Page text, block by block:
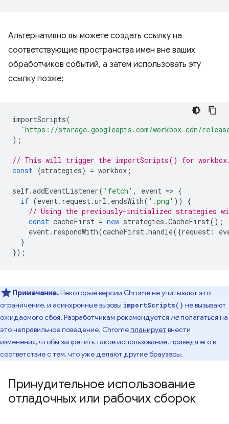
Альтернативно вы можете создать ссылку на
соответствующие пространства имен вне ваших
обработчиков событий, а затем использовать эту
ссылку позже:
importScripts(
'https://storage.googleapis.com/workbox-cdn/
);
// This will trigger the importScripts() for
const {strategies} = workbox ;
self.addEventListener( 'fetch' , event => {
if (event. request.url . endsWith( '.png' ))
{
// Using the previously-initialized strategies
const cacheFirst = new strategies .CacheFirst();
event. respondWith(cacheFirst.handle({request :
}
});
Примечание.Некоторые версии Chrome не учитывают это
ограничение, и асинхронные вызовы importScripts() не вызывают
ожидаемого сбоя. Разработчикам рекомендуется неполагаться на
это неправильное поведение. Chromeпланируетвнести
изменения, чтобы запретить такое использование, приведя его в
соответствие с тем, что уже делают другие браузеры.
Принудительное использование
отладочных или рабочих сборок